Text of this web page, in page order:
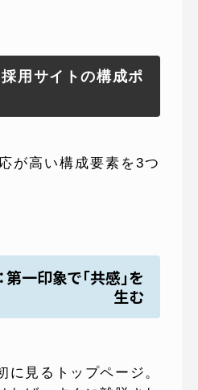
用サイトの構成ポ
が高い構成要素を3つ
一印象で「共感」を
生む
に見るトップページ。